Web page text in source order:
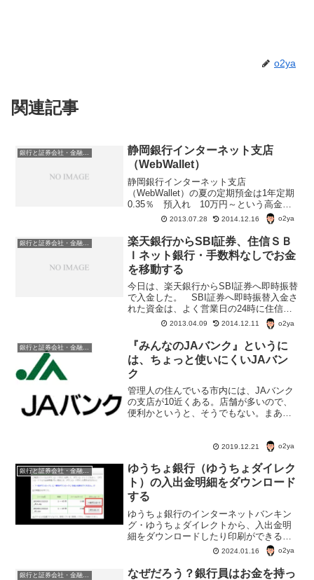
o2ya
関連記事
静岡銀行インターネット支店
（WebWallet）
静岡銀行インターネット支店
（WebWallet）の夏の定期預金は1年定期
0.35％ 預入れ 10万円～という高金
利。 さて、この静岡銀行インターネッ
ト支店使い勝手のほうはどうでしょう。
静岡銀行インターネット支店
（WebWallet）の入出金...
2013.07.28 2014.12.16 o2ya
楽天銀行からSBI証券、住信ＳＢ
Ｉネット銀行・手数料なしでお金
を移動する
今日は、楽天銀行からSBI証券へ即時振替
で入金した。 SBI証券へ即時振替入金さ
れた資金は、よく営業日の24時に住信Ｓ
ＢＩネット銀行のハイブリット預金に自
動的に組み込まれる。 いやさ、楽天銀
行に貯まっていたポイントサイトからの
入金を住信ＳＢ...
2013.04.09 2014.12.11 o2ya
銀行と証券会社・金融商品
『みんなのJAバンク』というに
は、ちょっと使いにくいJAバン
ク
管理人の住んでいる市内には、JAバンク
の支店が10近くある。店舗が多いので、
便利かというと、そうでもない。まあ、
2019.12.21 o2ya
ゆうちょ銀行（ゆうちょダイレク
ト）の入出金明細をダウンロード
する
ゆうちょ銀行のインターネットバンキン
グ・ゆうちょダイレクトから、入出金明
細をダウンロードしたり印刷ができる。
データをダウンロードするとCSVファイ
ルでダウンロードできるので、いろいろ
と便利に使うことができる。
2024.01.16 o2ya
なぜだろう？銀行員はお金を持っ